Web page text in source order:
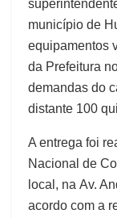
município de
equipamentos
da Prefeitura
demandas do
distante 100
A entrega foi
Nacional de
local, na Av.
acordo com a